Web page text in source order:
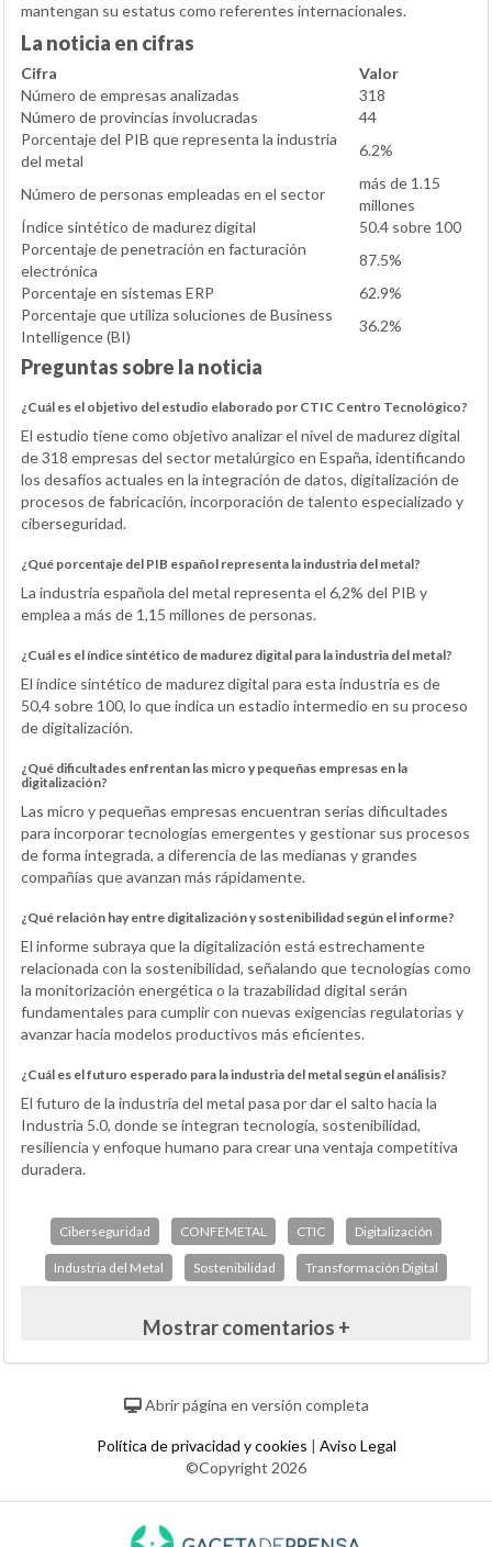
mantengan su estatus como referentes internacionales.
La noticia en cifras
Cifra
Valor
Número de empresas analizadas
318
Número de provincias involucradas
44
Porcentaje del PIB que representa la industria
del metal
6.2%
Número de personas empleadas en el sector
más de 1.15
millones
Índice sintético de madurez digital
50.4 sobre 100
Porcentaje de penetración en facturación
electrónica
87.5%
Porcentaje en sistemas ERP
62.9%
Porcentaje que utiliza soluciones de Business
Intelligence (BI)
36.2%
Preguntas sobre la noticia
¿Cuál es el objetivo del estudio elaborado por CTIC Centro Tecnológico?
El estudio tiene como objetivo analizar el nivel de madurez digital
de 318 empresas del sector metalúrgico en España, identificando
los desafíos actuales en la integración de datos, digitalización de
procesos de fabricación, incorporación de talento especializado y
ciberseguridad.
¿Qué porcentaje del PIB español representa la industria del metal?
La industria española del metal representa el 6,2% del PIB y
emplea a más de 1,15 millones de personas.
¿Cuál es el índice sintético de madurez digital para la industria del metal?
El índice sintético de madurez digital para esta industria es de
50,4 sobre 100, lo que indica un estadio intermedio en su proceso
de digitalización.
¿Qué dificultades enfrentan las micro y pequeñas empresas en la
digitalización?
Las micro y pequeñas empresas encuentran serias dificultades
para incorporar tecnologías emergentes y gestionar sus procesos
de forma integrada, a diferencia de las medianas y grandes
compañías que avanzan más rápidamente.
¿Qué relación hay entre digitalización y sostenibilidad según el informe?
El informe subraya que la digitalización está estrechamente
relacionada con la sostenibilidad, señalando que tecnologías como
la monitorización energética o la trazabilidad digital serán
fundamentales para cumplir con nuevas exigencias regulatorias y
avanzar hacia modelos productivos más eficientes.
¿Cuál es el futuro esperado para la industria del metal según el análisis?
El futuro de la industria del metal pasa por dar el salto hacia la
Industria 5.0, donde se integran tecnología, sostenibilidad,
resiliencia y enfoque humano para crear una ventaja competitiva
duradera.
Ciberseguridad CONFEMETAL CTIC Digitalización
Industria del Metal Sostenibilidad Transformación Digital
Mostrar comentarios +
Abrir página en versión completa
Política de privacidad y cookies | Aviso Legal
©Copyright 2026